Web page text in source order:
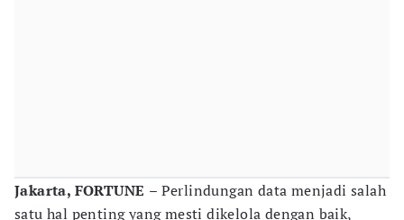
Jakarta, FORTUNE – Perlindungan data menjadi salah
satu hal penting yang mesti dikelola dengan baik,